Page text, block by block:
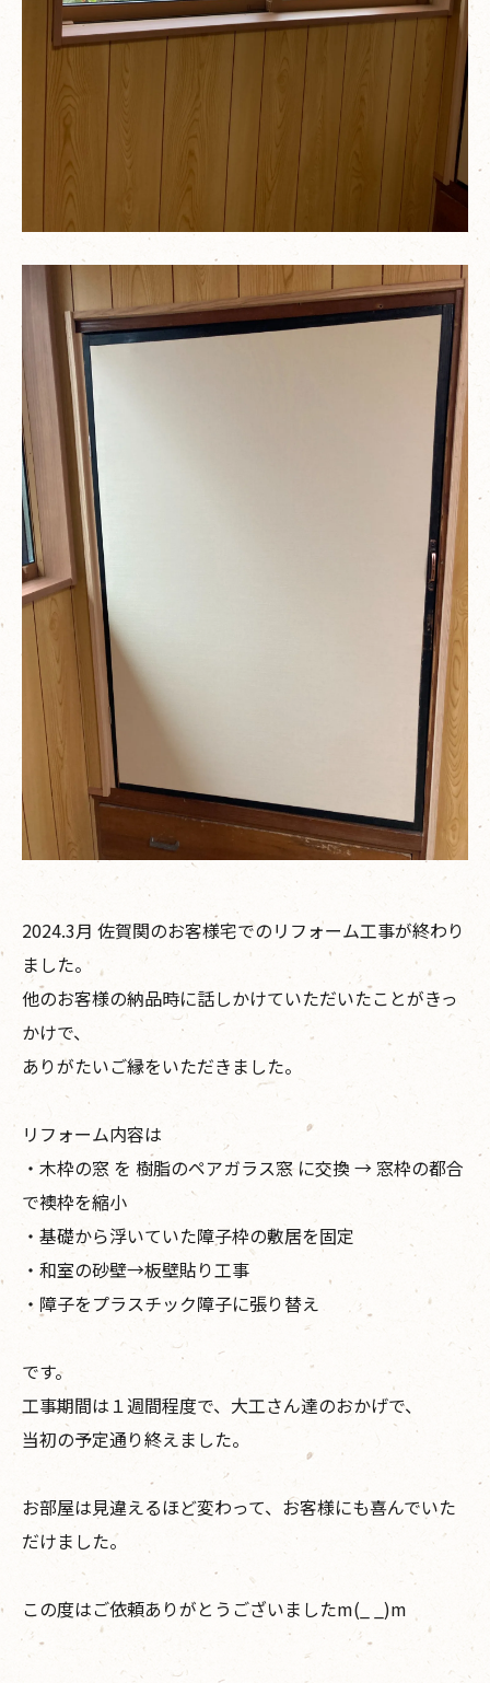
2024.3月 佐賀関のお客様宅でのリフォーム工事が終わり
ました。
他のお客様の納品時に話しかけていただいたことがきっ
かけで、
ありがたいご縁をいただきました。
リフォーム内容は
・木枠の窓 を 樹脂のペアガラス窓 に交換 → 窓枠の都合
で襖枠を縮小
・基礎から浮いていた障子枠の敷居を固定
・和室の砂壁→板壁貼り工事
・障子をプラスチック障子に張り替え
です。
工事期間は１週間程度で、大工さん達のおかげで、
当初の予定通り終えました。
お部屋は見違えるほど変わって、お客様にも喜んでいた
だけました。
この度はご依頼ありがとうございましたm(_ _)m